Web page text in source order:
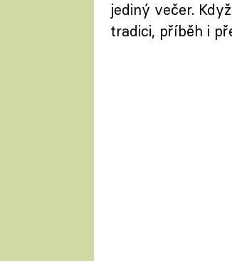
jediný večer.
tradici, příběh i